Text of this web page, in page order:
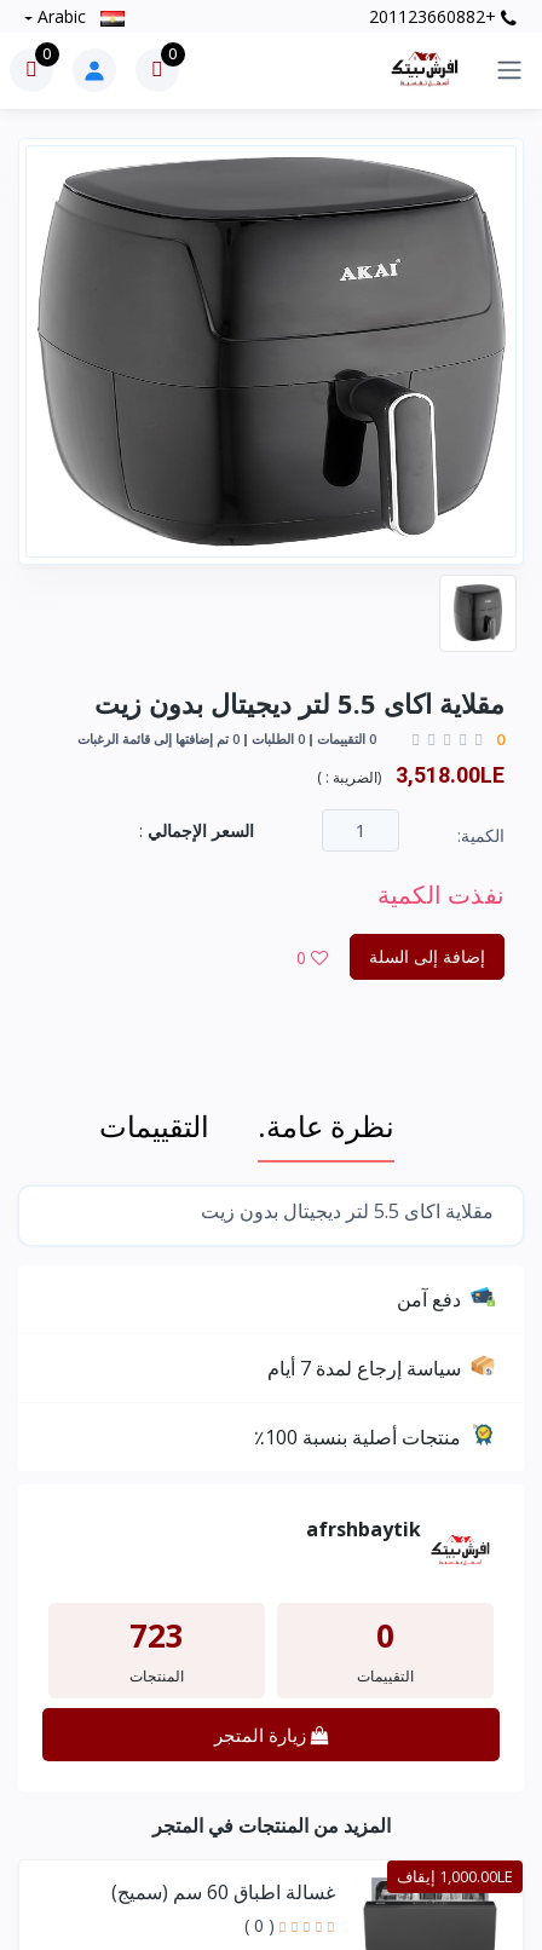
+201123660882
0
0
مقلاية اكاى 5.5 لتر ديجيتال بدون زيت
0 0 التقييمات 0 الطلبات 0 تم إضافتها إلى قائمة الرغبات
3,518.00LE
(الضريبة : )
الكمية: السعر الإجمالي :
نفذت الكمية
إضافة إلى السلة 0
نظرة عامة. التقييمات
مقلاية اكاى 5.5 لتر ديجيتال بدون زيت
دفع آمن
سياسة إرجاع لمدة 7 أيام
منتجات أصلية بنسبة 100٪
afrshbaytik
0
التقييمات
723
المنتجات
زيارة المتجر
المزيد من المنتجات في المتجر
1,000.00LE إيقاف
غسالة اطباق 60 سم (سميج)
( 0 )